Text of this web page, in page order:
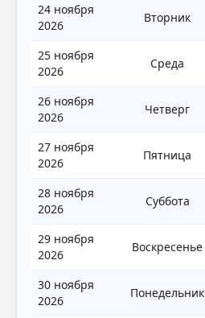
24 ноября
2026
Вторник
25 ноября
2026
Среда
26 ноября
2026
Четверг
27 ноября
2026
Пятница
28 ноября
2026
Суббота
29 ноября
2026
Воскресенье
30 ноября
2026
Понедельник